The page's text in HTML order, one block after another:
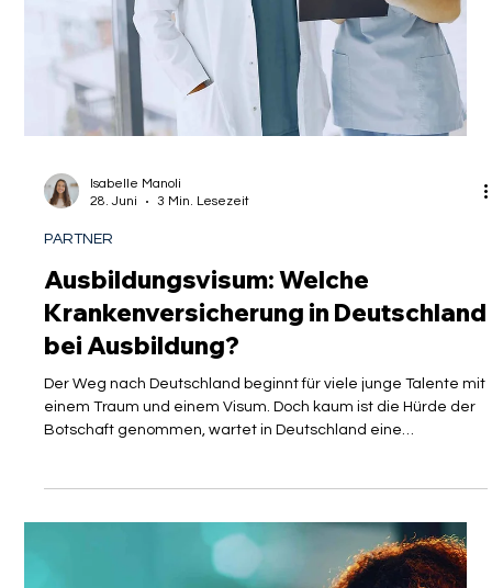
28. Juni
3 Min. Lesezeit
PARTNER
Ausbildungsvisum: Welche
bei Ausbildung?
Der Weg nach Deutschland beginnt für viele junge Talente mit
einem Traum und einem Visum. Doch kaum ist die Hürde der
Botschaft genommen, wartet in Deutschland eine